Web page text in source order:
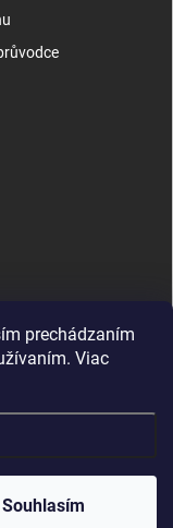
prechádzaním
Viac
Souhlasím
vyhrazena.